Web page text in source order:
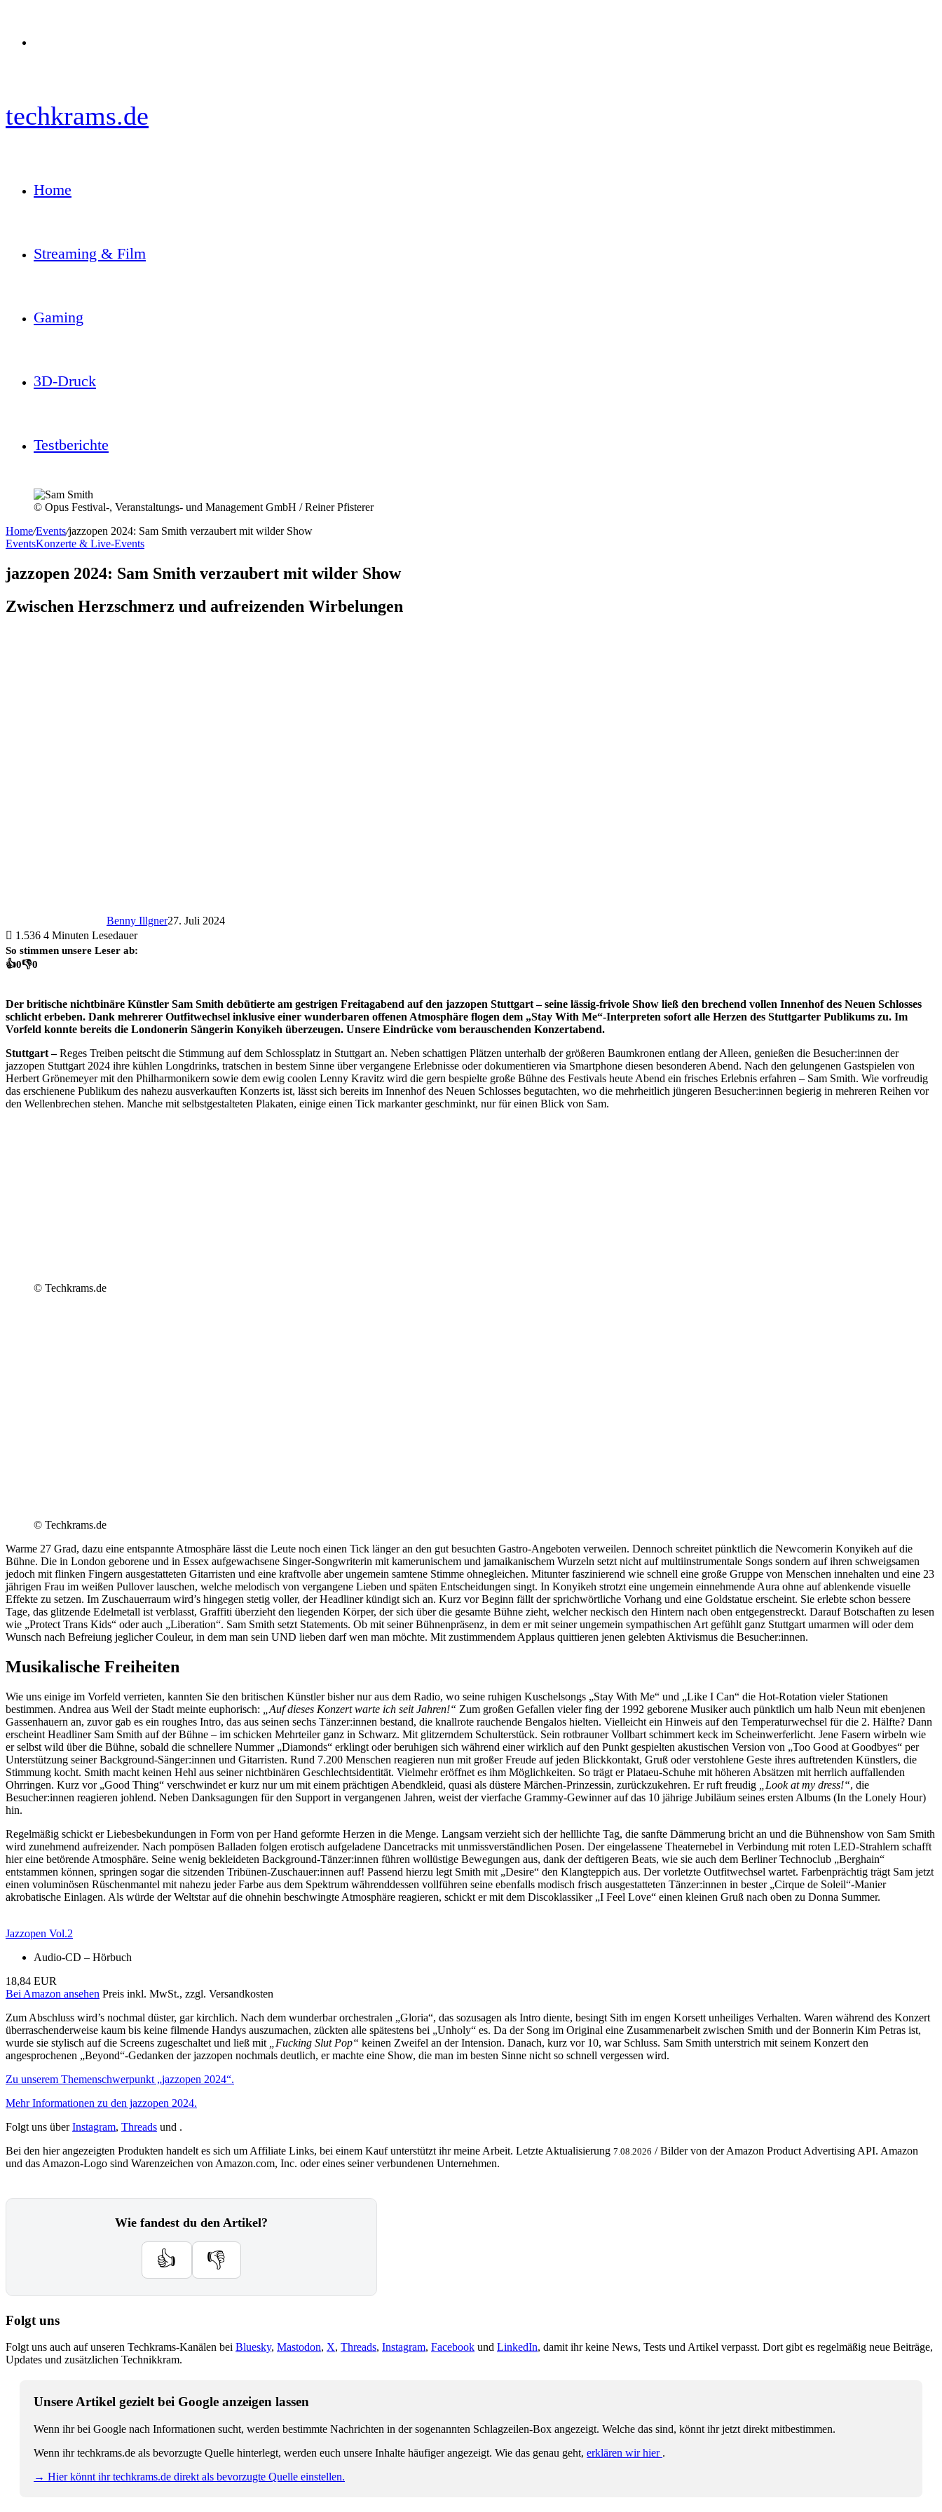
techkrams.de
Home
Streaming & Film
Gaming
3D-Druck
Testberichte
© Opus Festival-, Veranstaltungs- und Management GmbH / Reiner Pfisterer
Home/Events/jazzopen 2024: Sam Smith verzaubert mit wilder Show
EventsKonzerte & Live-Events
jazzopen 2024: Sam Smith verzaubert mit wilder Show
Zwischen Herzschmerz und aufreizenden Wirbelungen
Benny Illgner27. Juli 2024
1.536 4 Minuten Lesedauer
So stimmen unsere Leser ab:
👍0👎0
Der britische nichtbinäre Künstler Sam Smith debütierte am gestrigen Freitagabend auf den jazzopen Stuttgart – seine lässig-frivole Show ließ den brechend vollen Innenhof des Neuen Schlosses
schlicht erbeben. Dank mehrerer Outfitwechsel inklusive einer wunderbaren offenen Atmosphäre flogen dem „Stay With Me“-Interpreten sofort alle Herzen des Stuttgarter Publikums zu. Im
Vorfeld konnte bereits die Londonerin Sängerin Konyikeh überzeugen. Unsere Eindrücke vom berauschenden Konzertabend.
Stuttgart –Reges Treiben peitscht die Stimmung auf dem Schlossplatz in Stuttgart an. Neben schattigen Plätzen unterhalb der größeren Baumkronen entlang der Alleen, genießen die Besucher:innen der
jazzopen Stuttgart 2024 ihre kühlen Longdrinks, tratschen in bestem Sinne über vergangene Erlebnisse oder dokumentieren via Smartphone diesen besonderen Abend. Nach den gelungenen Gastspielen von
Herbert Grönemeyer mit den Philharmonikern sowie dem ewig coolen Lenny Kravitz wird die gern bespielte große Bühne des Festivals heute Abend ein frisches Erlebnis erfahren – Sam Smith. Wie vorfreudig
das erschienene Publikum des nahezu ausverkauften Konzerts ist, lässt sich bereits im Innenhof des Neuen Schlosses begutachten, wo die mehrheitlich jüngeren Besucher:innen begierig in mehreren Reihen vor
den Wellenbrechen stehen. Manche mit selbstgestalteten Plakaten, einige einen Tick markanter geschminkt, nur für einen Blick von Sam.
© Techkrams.de
© Techkrams.de
Warme 27 Grad, dazu eine entspannte Atmosphäre lässt die Leute noch einen Tick länger an den gut besuchten Gastro-Angeboten verweilen. Dennoch schreitet pünktlich die Newcomerin Konyikeh auf die
Bühne. Die in London geborene und in Essex aufgewachsene Singer-Songwriterin mit kamerunischem und jamaikanischem Wurzeln setzt nicht auf multiinstrumentale Songs sondern auf ihren schweigsamen
jedoch mit flinken Fingern ausgestatteten Gitarristen und eine kraftvolle aber ungemein samtene Stimme ohnegleichen. Mitunter faszinierend wie schnell eine große Gruppe von Menschen innehalten und eine 23
jährigen Frau im weißen Pullover lauschen, welche melodisch von vergangene Lieben und späten Entscheidungen singt. In Konyikeh strotzt eine ungemein einnehmende Aura ohne auf ablenkende visuelle
Effekte zu setzen. Im Zuschauerraum wird’s hingegen stetig voller, der Headliner kündigt sich an. Kurz vor Beginn fällt der sprichwörtliche Vorhang und eine Goldstatue erscheint. Sie erlebte schon bessere
Tage, das glitzende Edelmetall ist verblasst, Graffiti überzieht den liegenden Körper, der sich über die gesamte Bühne zieht, welcher neckisch den Hintern nach oben entgegenstreckt. Darauf Botschaften zu lesen
wie „Protect Trans Kids“ oder auch „Liberation“. Sam Smith setzt Statements. Ob mit seiner Bühnenpräsenz, in dem er mit seiner ungemein sympathischen Art gefühlt ganz Stuttgart umarmen will oder dem
Wunsch nach Befreiung jeglicher Couleur, in dem man sein UND lieben darf wen man möchte. Mit zustimmendem Applaus quittieren jenen gelebten Aktivismus die Besucher:innen.
Musikalische Freiheiten
Wie uns einige im Vorfeld verrieten, kannten Sie den britischen Künstler bisher nur aus dem Radio, wo seine ruhigen Kuschelsongs „Stay With Me“ und „Like I Can“ die Hot-Rotation vieler Stationen
bestimmen. Andrea aus Weil der Stadt meinte euphorisch:
„Auf dieses Konzert warte ich seit Jahren!“ Zum großen Gefallen vieler fing der 1992 geborene Musiker auch pünktlich um halb Neun mit ebenjenen
Gassenhauern an, zuvor gab es ein roughes Intro, das aus seinen sechs Tänzer:innen bestand, die knallrote rauchende Bengalos hielten. Vielleicht ein Hinweis auf den Temperaturwechsel für die 2. Hälfte? Dann
erscheint Headliner Sam Smith auf der Bühne – im schicken Mehrteiler ganz in Schwarz. Mit glitzerndem Schulterstück. Sein rotbrauner Vollbart schimmert keck im Scheinwerferlicht. Jene Fasern wirbeln wie
er selbst wild über die Bühne, sobald die schnellere Nummer „Diamonds“ erklingt oder beruhigen sich während einer wirklich auf den Punkt gespielten akustischen Version von „Too Good at Goodbyes“ per
Unterstützung seiner Background-Sänger:innen und Gitarristen. Rund 7.200 Menschen reagieren nun mit großer Freude auf jeden Blickkontakt, Gruß oder verstohlene Geste ihres auftretenden Künstlers, die
Stimmung kocht. Smith macht keinen Hehl aus seiner nichtbinären Geschlechtsidentität. Vielmehr eröffnet es ihm Möglichkeiten. So trägt er Plataeu-Schuhe mit höheren Absätzen mit herrlich auffallenden
Ohrringen. Kurz vor „Good Thing“ verschwindet er kurz nur um mit einem prächtigen Abendkleid, quasi als düstere Märchen-Prinzessin, zurückzukehren. Er ruft freudig
„Look at my dress!“, die
Besucher:innen reagieren johlend. Neben Danksagungen für den Support in vergangenen Jahren, weist der vierfache Grammy-Gewinner auf das 10 jährige Jubiläum seines ersten Albums (In the Lonely Hour)
hin.
Regelmäßig schickt er Liebesbekundungen in Form von per Hand geformte Herzen in die Menge. Langsam verzieht sich der helllichte Tag, die sanfte Dämmerung bricht an und die Bühnenshow von Sam Smith
wird zunehmend aufreizender. Nach pompösen Balladen folgen erotisch aufgeladene Dancetracks mit unmissverständlichen Posen. Der eingelassene Theaternebel in Verbindung mit roten LED-Strahlern schafft
hier eine betörende Atmosphäre. Seine wenig bekleideten Background-Tänzer:innen führen wollüstige Bewegungen aus, dank der deftigeren Beats, wie sie auch dem Berliner Technoclub „Berghain“
entstammen können, springen sogar die sitzenden Tribünen-Zuschauer:innen auf! Passend hierzu legt Smith mit „Desire“ den Klangteppich aus. Der vorletzte Outfitwechsel wartet. Farbenprächtig trägt Sam jetzt
einen voluminösen Rüschenmantel mit nahezu jeder Farbe aus dem Spektrum währenddessen vollführen seine ebenfalls modisch frisch ausgestatteten Tänzer:innen in bester „Cirque de Soleil“-Manier
akrobatische Einlagen. Als würde der Weltstar auf die ohnehin beschwingte Atmosphäre reagieren, schickt er mit dem Discoklassiker „I Feel Love“ einen kleinen Gruß nach oben zu Donna Summer.
Jazzopen Vol.2
Audio-CD – Hörbuch
18,84 EUR
Bei Amazon ansehen Preis inkl. MwSt., zzgl. Versandkosten
Zum Abschluss wird’s nochmal düster, gar kirchlich. Nach dem wunderbar orchestralen „Gloria“, das sozusagen als Intro diente, besingt Sith im engen Korsett unheiliges Verhalten. Waren während des Konzert
überraschenderweise kaum bis keine filmende Handys auszumachen, zückten alle spätestens bei „Unholy“ es. Da der Song im Original eine Zusammenarbeit zwischen Smith und der Bonnerin Kim Petras ist,
wurde sie stylisch auf die Screens zugeschaltet und ließ mit
„Fucking Slut Pop“ keinen Zweifel an der Intension. Danach, kurz vor 10, war Schluss. Sam Smith unterstrich mit seinem Konzert den
angesprochenen „Beyond“-Gedanken der jazzopen nochmals deutlich, er machte eine Show, die man im besten Sinne nicht so schnell vergessen wird.
Zu unserem Themenschwerpunkt „jazzopen 2024“.
Mehr Informationen zu den jazzopen 2024.
Folgt uns überInstagram, Threads und .
Bei den hier angezeigten Produkten handelt es sich um Affiliate Links, bei einem Kauf unterstützt ihr meine Arbeit. Letzte Aktualisierung 7.08.2026 / Bilder von der Amazon Product Advertising API. Amazon
und das Amazon-Logo sind Warenzeichen von Amazon.com, Inc. oder eines seiner verbundenen Unternehmen.
Wie fandest du den Artikel?
👍 👎
Folgt uns
Folgt uns auch auf unseren Techkrams-Kanälen bei Bluesky, Mastodon, X, Threads, Instagram, Facebook und LinkedIn, damit ihr keine News, Tests und Artikel verpasst. Dort gibt es regelmäßig neue Beiträge,
Updates und zusätzlichen Technikkram.
Unsere Artikel gezielt bei Google anzeigen lassen
Wenn ihr bei Google nach Informationen sucht, werden bestimmte Nachrichten in der sogenannten Schlagzeilen-Box angezeigt. Welche das sind, könnt ihr jetzt direkt mitbestimmen.
Wenn ihr techkrams.de als bevorzugte Quelle hinterlegt, werden euch unsere Inhalte häufiger angezeigt. Wie das genau geht, erklären wir hier .
→ Hier könnt ihr techkrams.de direkt als bevorzugte Quelle einstellen.